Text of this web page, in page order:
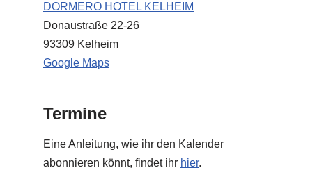
DORMERO HOTEL KELHEIM
Donaustraße 22-26
93309 Kelheim
Google Maps
Termine
Eine Anleitung, wie ihr den Kalender
abonnieren könnt, findet ihr hier.